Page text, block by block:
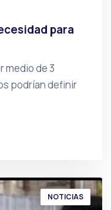
para
medio de 3
podrían definir
NOTICIAS